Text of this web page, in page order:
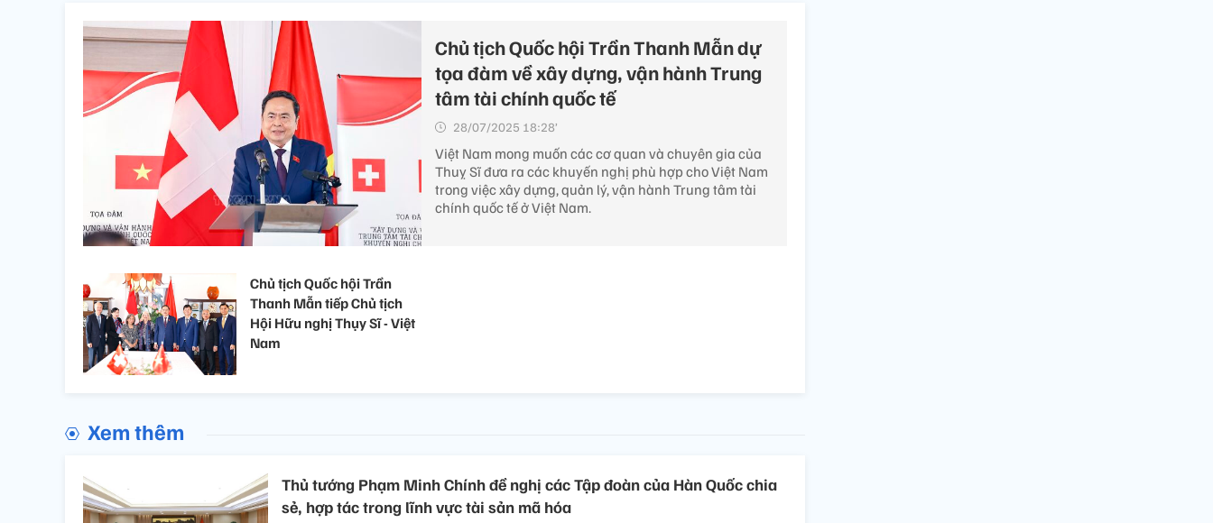
Chủ tịch Quốc hội Trần Thanh Mẫn dự
tọa đàm về xây dựng, vận hành Trung
tâm tài chính quốc tế
28/07/2025 18:28’
Việt Nam mong muốn các cơ quan và chuyên gia của
Thuỵ Sĩ đưa ra các khuyến nghị phù hợp cho Việt Nam
trong việc xây dựng, quản lý, vận hành Trung tâm tài
chính quốc tế ở Việt Nam.
Chủ tịch Quốc hội Trần
Thanh Mẫn tiếp Chủ tịch
Hội Hữu nghị Thụy Sĩ - Việt
Nam
Xem thêm
Thủ tướng Phạm Minh Chính đề nghị các Tập đoàn của Hàn Quốc chia
sẻ, hợp tác trong lĩnh vực tài sản mã hóa